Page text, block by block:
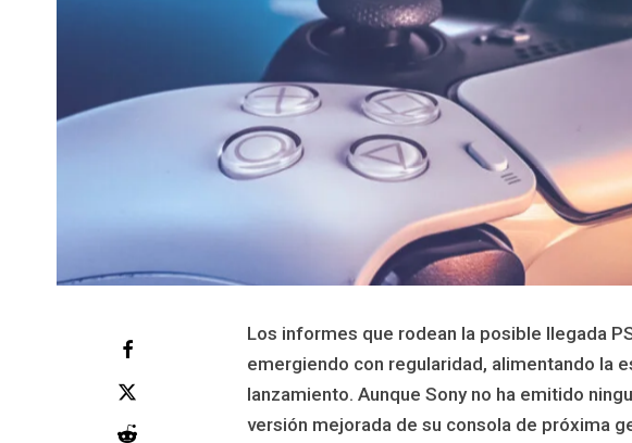
Los informes que rodean la posible llegada
emergiendo con regularidad, alimentando la
lanzamiento. Aunque Sony no ha emitido
versión mejorada de su consola de próxima